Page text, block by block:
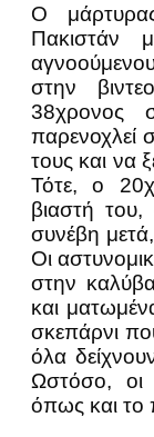
Ο
Πακιστάν
στην
38χρονος
παρενοχλεί
τους και να
Τότε, ο
βιαστή
συνέβη
Οι
στην
και
σκεπάρνι
όλα
Ωστόσο, οι
όπως και το